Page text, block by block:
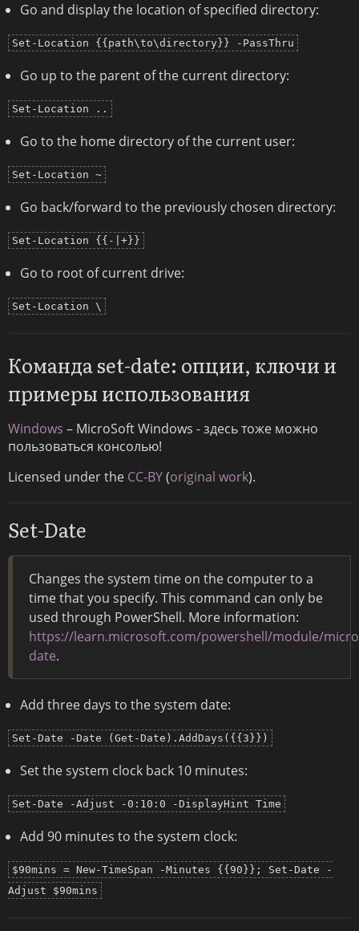
Go and display the location of specified directory:
Set-Location {{path\to\directory}} -PassThru
Go up to the parent of the current directory:
Set-Location ..
Go to the home directory of the current user:
Set-Location ~
Go back/forward to the previously chosen directory:
Set-Location {{-|+}}
Go to root of current drive:
Set-Location \
Команда set-date: опции, ключи и
примеры использования
Windows – MicroSoft Windows - здесь тоже можно
пользоваться консолью!
Licensed under the CC-BY(original work).
Set-Date
Changes the system time on the computer to a
time that you specify. This command can only be
used through PowerShell. More information:
https://learn.microsoft.com/powershell/module/
date.
Add three days to the system date:
Set-Date -Date (Get-Date).AddDays({{3}})
Set the system clock back 10 minutes:
Set-Date -Adjust -0:10:0 -DisplayHint Time
Add 90 minutes to the system clock:
$90mins = New-TimeSpan -Minutes {{90}}; Set-Date -
Adjust $90mins